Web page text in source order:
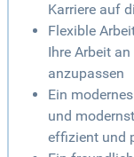
Karriere auf
Flexible
Ihre Arbeit
anzupassen
Ein
und
effizient und